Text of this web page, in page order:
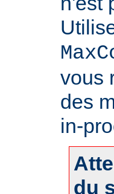
vous
des
in-
du